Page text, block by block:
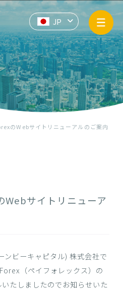
us
JP
EN
ZH
のWebサイトリニューアルのご案内
Webサイトリニューア
ビーキャピタル) 株式会社で
（ペイフォレックス）の
たしましたのでお知らせいた